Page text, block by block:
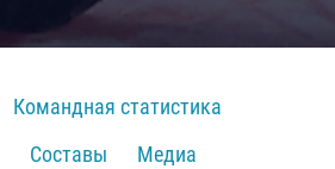
Командная статистика
Составы Медиа